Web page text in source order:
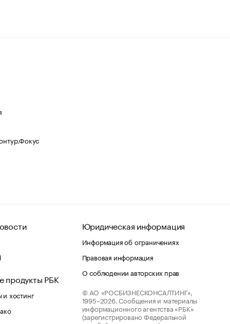
продукты РБК
хостинг
Юридическая информация
Информация об ограничениях
Правовая информация
О соблюдении авторских прав
© АО «РОСБИЗНЕСКОНСАЛТИНГ»,
1995–2026. Сообщения и материалы
информационного агентства «РБК»
(зарегистрировано Федеральной